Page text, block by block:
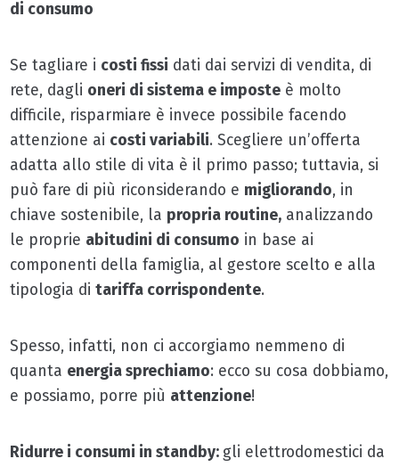
di consumo
Se tagliare i costi fissi dati dai servizi di vendita, di
rete, dagli oneri di sistema e imposteè molto
difficile, risparmiare è invece possibile facendo
attenzione ai costi variabili. Scegliere un’offerta
adatta allo stile di vita è il primo passo; tuttavia, si
può fare di più riconsiderando e migliorando, in
chiave sostenibile, la propria routine,analizzando
le proprie abitudini di consumo in base ai
componenti della famiglia, al gestore scelto e alla
tipologia di tariffa corrispondente.
Spesso, infatti, non ci accorgiamo nemmeno di
quanta energia sprechiamo: ecco su cosa dobbiamo,
e possiamo, porre più attenzione!
Ridurre i consumi in standby: gli elettrodomestici da